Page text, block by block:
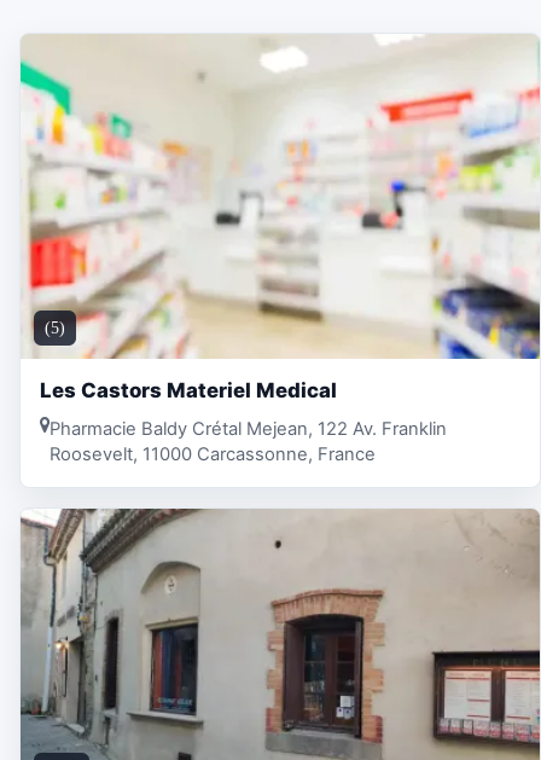
(5)
Les Castors Materiel Medical
Pharmacie Baldy Crétal Mejean, 122 Av. Franklin
Roosevelt, 11000 Carcassonne, France